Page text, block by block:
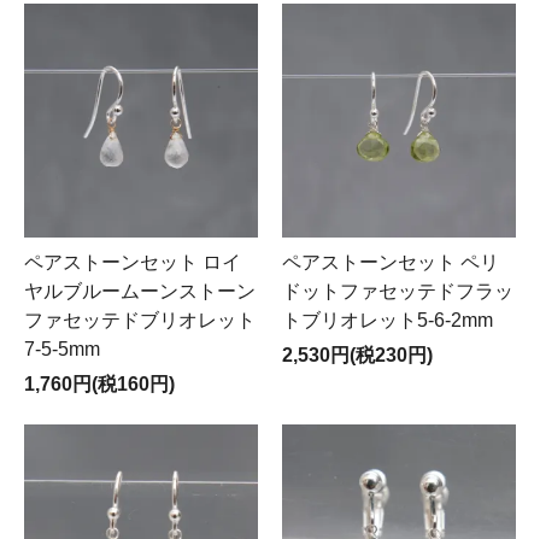
ペアストーンセット ロイ
ヤルブルームーンストーン
ファセッテドブリオレット
7-5-5mm
1,760円(税160円)
ペアストーンセット ペリ
ドットファセッテドフラッ
トブリオレット5-6-2mm
2,530円(税230円)